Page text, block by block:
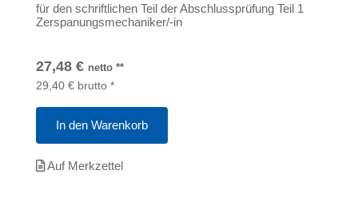
für den schriftlichen Teil der Abschlussprüfung Teil 1
Zerspanungsmechaniker/-in
27,48 € netto **
29,40 € brutto *
In den Warenkorb
Auf Merkzettel